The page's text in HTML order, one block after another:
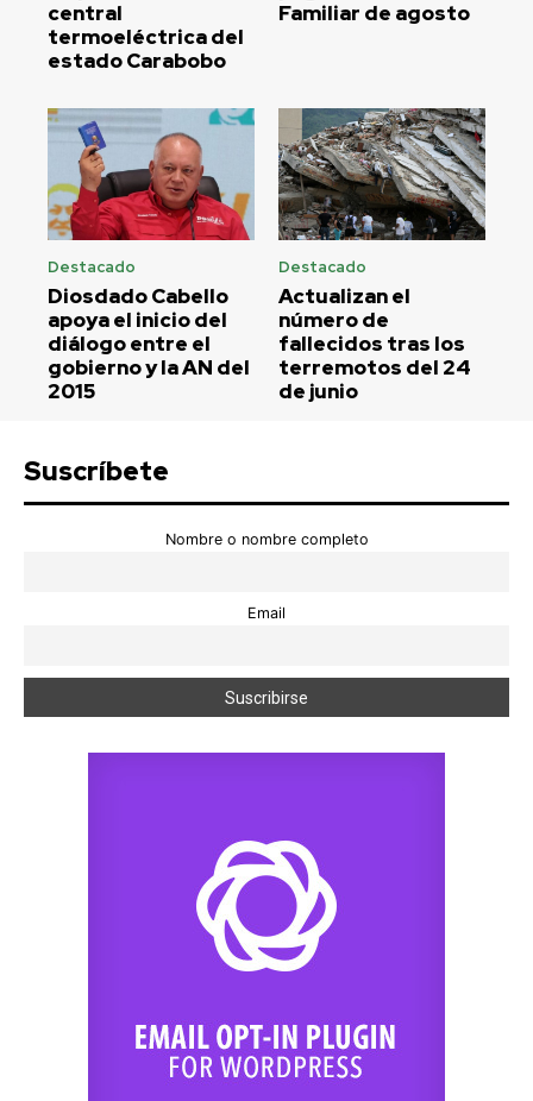
central
termoeléctrica del
estado Carabobo
Familiar de agosto
Destacado
Diosdado Cabello
apoya el inicio del
diálogo entre el
gobierno y la AN del
2015
Destacado
Actualizan el
número de
fallecidos tras los
terremotos del 24
de junio
Suscríbete
Nombre o nombre completo
Email